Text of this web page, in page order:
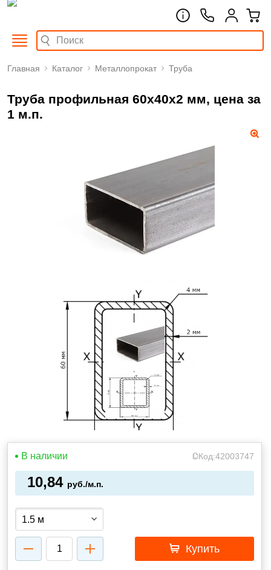
Главная Каталог Металлопрокат Труба
Труба профильная 60х40х2 мм, цена за
1 м.п.
В наличии Код:42003747
10,84 руб./м.п.
Купить